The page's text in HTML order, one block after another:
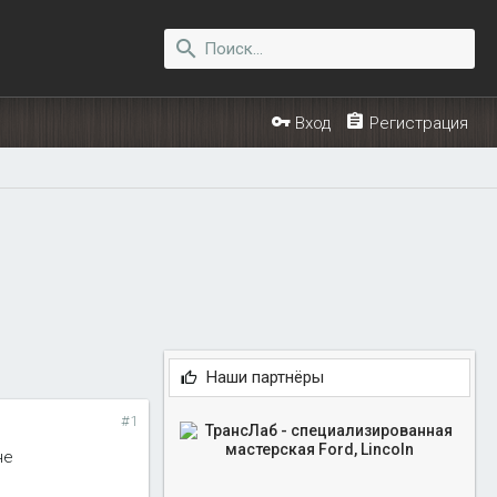
Вход Регистрация
#1
Наши партнёры